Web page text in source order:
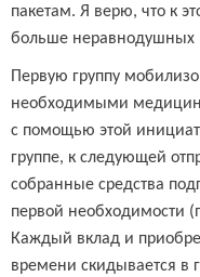
пакетам. Я верю, что к
больше неравнодушных
Первую группу
необходимыми
с помощью этой
группе, к следующей
собранные средства
первой необходимости
Каждый вклад и
времени скидывается в